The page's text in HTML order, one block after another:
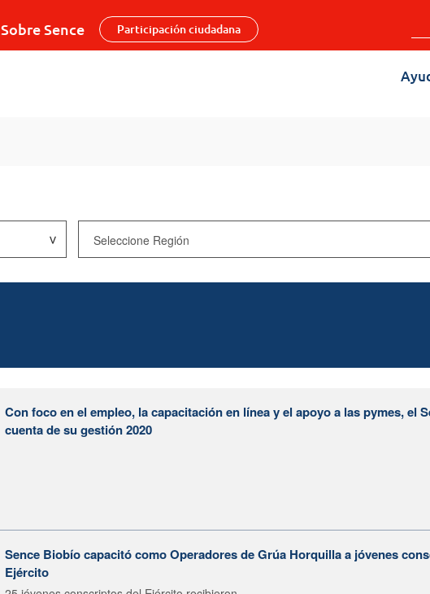
Sobre Sence Participación ciudadana
Con foco en el empleo, la capacitación en línea y el apoyo a las pymes, el
cuenta de su gestión 2020
Sence Biobío capacitó como Operadores de Grúa Horquilla a jóvenes
Ejército